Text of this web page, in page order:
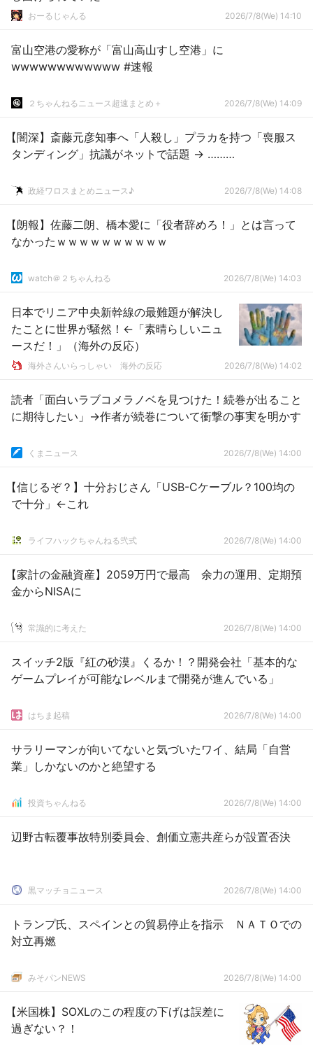
おーるじゃんる 2026/7/8(We) 14:10
富山空港の愛称が「富山高山すし空港」に
wwwwwwwwwwww #速報
２ちゃんねるニュース超速まとめ＋ 2026/7/8(We) 14:09
【闇深】斎藤元彦知事へ「人殺し」プラカを持つ「喪服ス
タンディング」抗議がネットで話題 → ………
政経ワロスまとめニュース♪ 2026/7/8(We) 14:08
【朗報】佐藤二朗、橋本愛に「役者辞めろ！」とは言って
なかったｗｗｗｗｗｗｗｗｗｗ
watch＠２ちゃんねる 2026/7/8(We) 14:03
日本でリニア中央新幹線の最難題が解決し
たことに世界が騒然！←「素晴らしいニュ
ースだ！」（海外の反応）
海外さんいらっしゃい 海外の反応 2026/7/8(We) 14:02
読者「面白いラブコメラノベを見つけた！続巻が出ること
に期待したい」→作者が続巻について衝撃の事実を明かす
くまニュース 2026/7/8(We) 14:00
【信じるぞ？】十分おじさん「USB-Cケーブル？100均の
で十分」←これ
ライフハックちゃんねる弐式 2026/7/8(We) 14:00
【家計の金融資産】2059万円で最高 余力の運用、定期預
金からNISAに
常識的に考えた 2026/7/8(We) 14:00
スイッチ2版『紅の砂漠』くるか！？開発会社「基本的な
ゲームプレイが可能なレベルまで開発が進んでいる」
はちま起稿 2026/7/8(We) 14:00
サラリーマンが向いてないと気づいたワイ、結局「自営
業」しかないのかと絶望する
投資ちゃんねる 2026/7/8(We) 14:00
辺野古転覆事故特別委員会、創価立憲共産らが設置否決
黒マッチョニュース 2026/7/8(We) 14:00
トランプ氏、スペインとの貿易停止を指示 ＮＡＴＯでの
対立再燃
みそパンNEWS 2026/7/8(We) 14:00
【米国株】SOXLのこの程度の下げは誤差に
過ぎない？！